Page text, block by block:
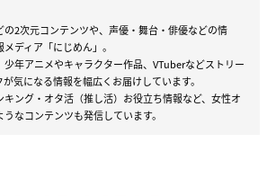
2次元コンテンツや、声優・舞台・俳優などの情
ディア「にじめん」。
年アニメやキャラクター作品、VTuberなどストリー
気になる情報を幅広くお届けしています。
ング・オタ活（推し活）お役立ち情報など、女性オ
なコンテンツも発信しています。